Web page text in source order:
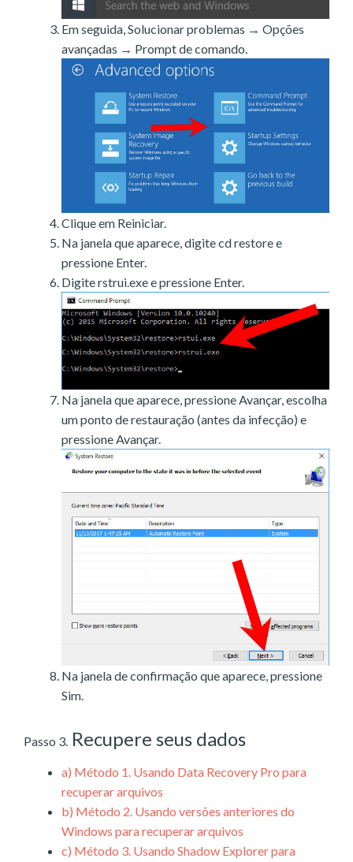
Em seguida, Solucionar problemas → Opções
avançadas → Prompt de comando.
Clique em Reiniciar.
Na janela que aparece, digite cd restore e
pressione Enter.
Digite rstrui.exe e pressione Enter.
Na janela que aparece, pressione Avançar, escolha
um ponto de restauração (antes da infecção) e
pressione Avançar.
Na janela de confirmação que aparece, pressione
Sim.
Passo 3. Recupere seus dados
a) Método 1. Usando Data Recovery Pro para
recuperar arquivos
b) Método 2. Usando versões anteriores do
Windows para recuperar arquivos
c) Método 3. Usando Shadow Explorer para